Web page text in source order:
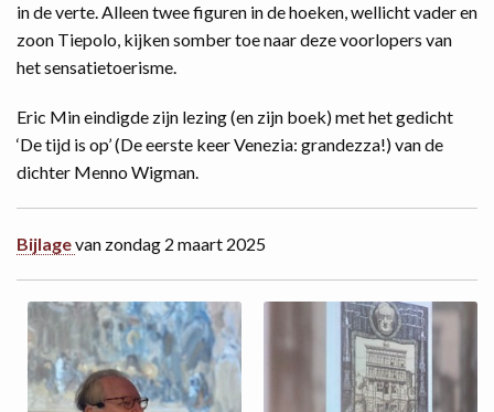
in de verte. Alleen twee figuren in de hoeken, wellicht vader en
zoon Tiepolo, kijken somber toe naar deze voorlopers van
het sensatietoerisme.
Eric Min eindigde zijn lezing (en zijn boek) met het gedicht
‘De tijd is op’ (De eerste keer Venezia: grandezza!) van de
dichter Menno Wigman.
Bijlagevan zondag 2 maart 2025